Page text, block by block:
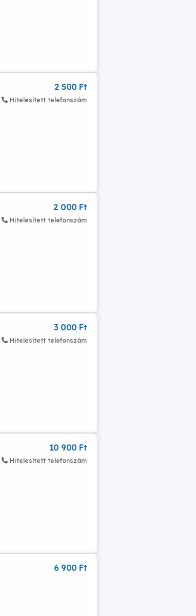
2 500 Ft
Hitelesített telefonszám
2 000 Ft
Hitelesített telefonszám
3 000 Ft
Hitelesített telefonszám
10 900 Ft
Hitelesített telefonszám
6 900 Ft